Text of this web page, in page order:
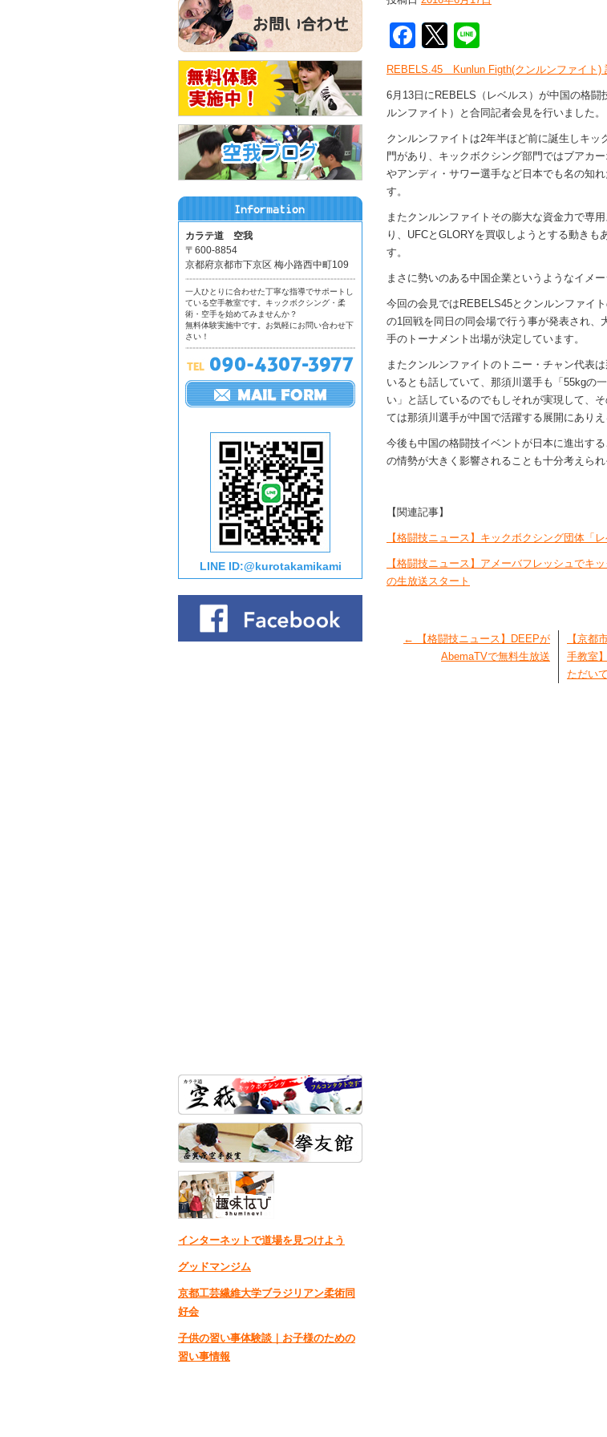
カラテ道 空我
〒600-8854
京都府京都市下京区 梅小路西中町109
一人ひとりに合わせた丁寧な指導でサポートし
ている空手教室です。キックボクシング・柔
術・空手を始めてみませんか？
無料体験実施中です。お気軽にお問い合わせ下
さい！
LINE ID:@kurotakamikami
インターネットで道場を見つけよう
グッドマンジム
京都工芸繊維大学ブラジリアン柔術同
好会
子供の習い事体験談｜お子様のための
習い事情報
Facebook
Twitter
REBELS.45 Kunlun Figth(クンルンファイト)
6月13日にREBELS（レベルス）が中国の格闘
ルンファイト）と合同記者会見を行いました。
クンルンファイトは2年半ほど前に誕生しキッ
門があり、キックボクシング部門ではブアカ
やアンディ・サワー選手など日本でも名の知
す。
またクンルンファイトその膨大な資金力で専
り、UFCとGLORYを買収しようとする動きも
す。
まさに勢いのある中国企業というようなイメー
今回の会見ではREBELS45とクンルンファイ
の1回戦を同日の同会場で行う事が発表され、
手のトーナメント出場が決定しています。
またクンルンファイトのトニー・チャン代表
いるとも話していて、那須川選手も「55kgの
い」と話しているのでもしそれが実現して、
ては那須川選手が中国で活躍する展開にありえ
今後も中国の格闘技イベントが日本に進出す
の情勢が大きく影響されることも十分考えられ
【関連記事】
【格闘技ニュース】キックボクシング団体「
【格闘技ニュース】アメーバフレッシュでキ
の生放送スタート
←
【格闘技ニュース】DEEPが
AbemaTVで無料生放送
【京
手教室
ただい